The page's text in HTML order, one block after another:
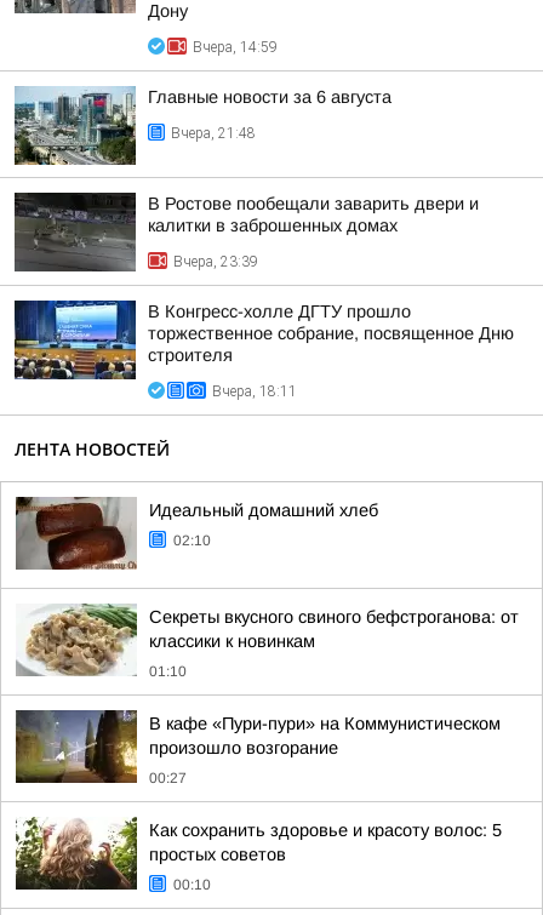
Дону
Вчера, 14:59
Главные новости за 6 августа
Вчера, 21:48
В Ростове пообещали заварить двери и
калитки в заброшенных домах
Вчера, 23:39
В Конгресс-холле ДГТУ прошло
торжественное собрание, посвященное Дню
строителя
Вчера, 18:11
ЛЕНТА НОВОСТЕЙ
Идеальный домашний хлеб
02:10
Секреты вкусного свиного бефстроганова: от
классики к новинкам
01:10
В кафе «Пури-пури» на Коммунистическом
произошло возгорание
00:27
Как сохранить здоровье и красоту волос: 5
простых советов
00:10